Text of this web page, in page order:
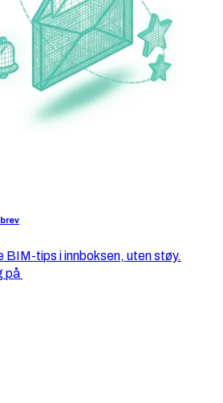
BIM-tips i innboksen, uten støy.
på